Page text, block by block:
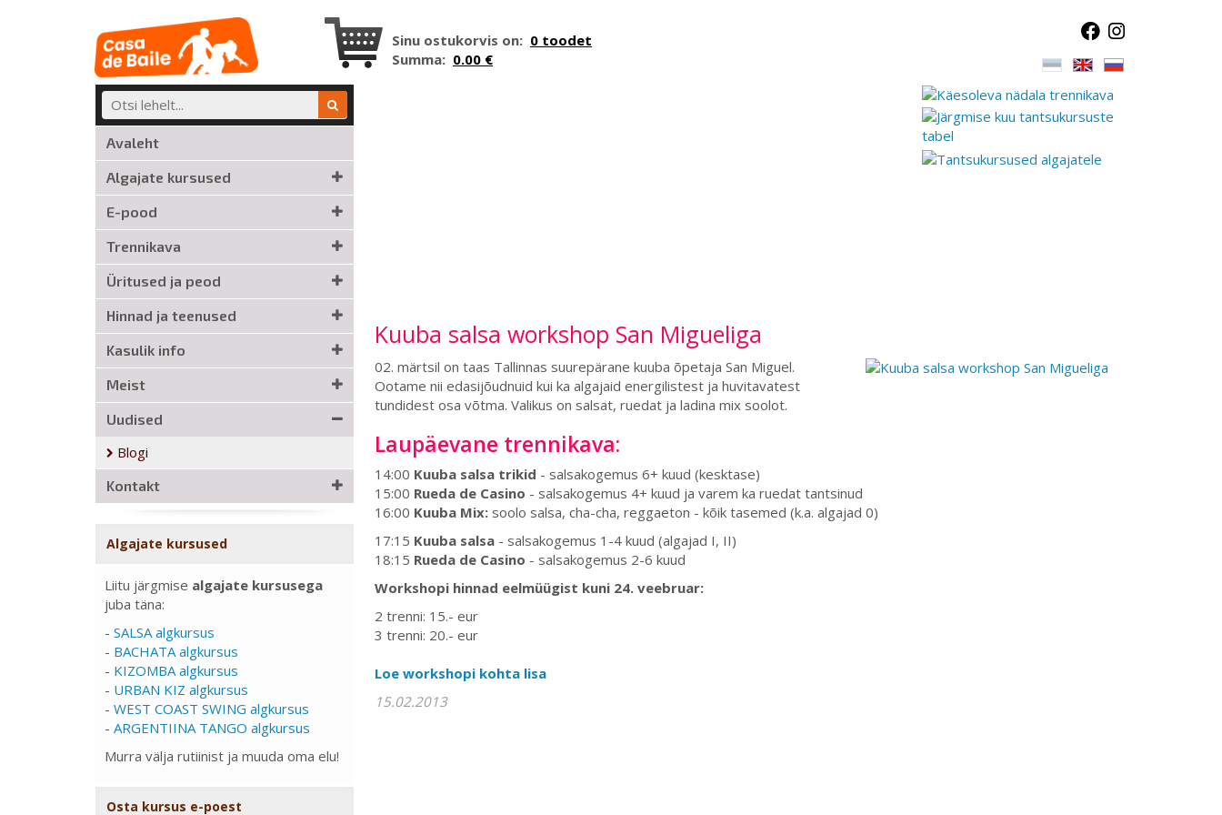
Sinu ostukorvis on: 0 toodet
Summa: 0.00 €
Avaleht
Algajate kursused
E-pood
Trennikava
Üritused ja peod
Hinnad ja teenused
Kasulik info
Meist
Uudised
Blogi
Kontakt
Algajate kursused
Liitu järgmise algajate kursusega
juba täna:
- SALSA algkursus
- BACHATA algkursus
- KIZOMBA algkursus
- URBAN KIZ algkursus
- WEST COAST SWING algkursus
- ARGENTIINA TANGO algkursus
Murra välja rutiinist ja muuda oma elu!
Osta kursus e-poest
Kuuba salsa workshop San Migueliga
02. märtsil on taas Tallinnas suurepärane kuuba õpetaja San Miguel.
Ootame nii edasijõudnuid kui ka algajaid energilistest ja huvitavatest
tundidest osa võtma. Valikus on salsat, ruedat ja ladina mix soolot.
Laupäevane trennikava:
14:00 Kuuba salsa trikid - salsakogemus 6+ kuud (kesktase)
15:00 Rueda de Casino - salsakogemus 4+ kuud ja varem ka ruedat tantsinud
16:00 Kuuba Mix:soolo salsa, cha-cha, reggaeton - kõik tasemed (k.a. algajad 0)
17:15 Kuuba salsa- salsakogemus 1-4 kuud (algajad I, II)
18:15 Rueda de Casino - salsakogemus 2-6 kuud
Workshopi hinnad eelmüügist kuni 24. veebruar:
2 trenni: 15.- eur
3 trenni: 20.- eur
Loe workshopi kohta lisa
15.02.2013